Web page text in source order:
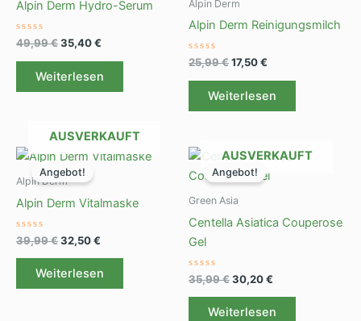
Alpin Derm Hydro-Serum
Bewertet
mit
0
von
49,99€35,40€
Weiterlesen
Alpin Derm
Alpin Derm Reinigungsmilch
Bewertet
mit
0
von
25,99€17,50€
Weiterlesen
AUSVERKAUFT
Angebot!
Alpin Derm
Alpin Derm Vitalmaske
Bewertet
mit
0
von
39,99€
Ursprünglicher
Preis
war:
32,50€
Aktueller
Weiterlesen
AUSVERKAUFT
Angebot!
Green Asia
Centella Asiatica Couperose
Gel
Bewertet
mit
0
von
35,99€
Ursprünglicher
Preis
war:
30,20€
Aktueller
Weiterlesen